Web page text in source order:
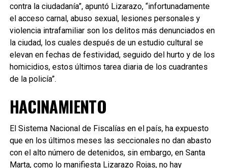
contra la ciudadanía”, apuntó Lizarazo, “infortunadamente
el acceso carnal, abuso sexual, lesiones personales y
violencia intrafamiliar son los delitos más denunciados en
la ciudad, los cuales después de un estudio cultural se
elevan en fechas de festividad, seguido del hurto y de los
homicidios, estos últimos tarea diaria de los cuadrantes
de la policía”.
HACINAMIENTO
El Sistema Nacional de Fiscalías en el país, ha expuesto
que en los últimos meses las seccionales no dan abasto
con el alto número de detenidos, sin embargo, en Santa
Marta, como lo manifiesta Lizarazo Rojas, no hay